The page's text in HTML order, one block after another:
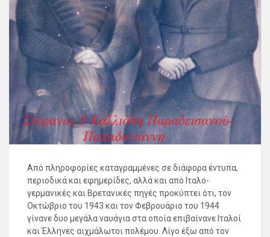
Από πληροφορίες καταγραμμένες σε διάφορα έντυπα,
περιοδικά και εφημερίδες, αλλά και από Ιταλο-
γερμανικές και Βρετανικές πηγές προκύπτει ότι, τον
Οκτώβριο του 1943 και τον Φεβρουάριο του 1944
γίνανε δυο μεγάλα ναυάγια στα οποία επιβαίνανε Ιταλοί
και Έλληνες αιχμάλωτοι πολέμου. Λίγο έξω από τον